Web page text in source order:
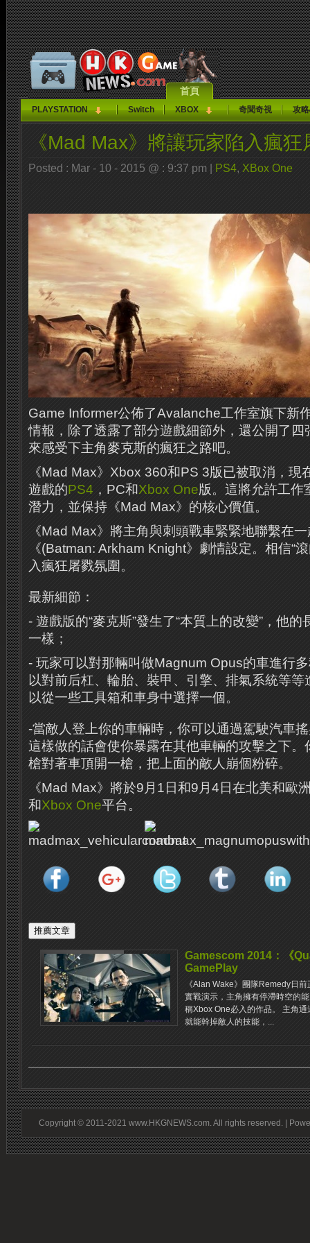
首頁
PLAYSTATION Switch XBOX 奇聞奇視 攻
《Mad Max》將讓玩家陷入瘋
Posted : Mar - 10 - 2015 @ : 9:37 pm | PS4, XBox One
Game Informer公佈了Avalanche工作室旗下新
情報，除了透露了部分遊戲細節外，還公開了四
來感受下主角麥克斯的瘋狂之路吧。
《Mad Max》Xbox 360和PS 3版已被取消，現
遊戲的PS4 ，PC和Xbox One版。這將允許工作
潛力，並保持《Mad Max》的核心價值。
《Mad Max》將主角與刺頭戰車緊緊地聯繫在
《(Batman: Arkham Knight》劇情設定。相信“
入瘋狂屠戮氛圍。
最新細節：
- 遊戲版的“麥克斯”發生了“本質上的改變”，他
一樣；
- 玩家可以對那輛叫做Magnum Opus的車進行
以對前后杠、輪胎、裝甲、引擎、排氣系統等
以從一些工具箱和車身中選擇一個。
-當敵人登上你的車輛時，你可以通過駕駛汽車
這樣做的話會使你暴露在其他車輛的攻擊之下。
槍對著車頂開一槍，把上面的敵人崩個粉碎。
《Mad Max》將於9月1日和9月4日在北美和歐
和Xbox One平台。
Gamescom 2014：《
GamePlay
《Alan Wake》團隊Remedy日
實戰演示，主角擁有停滯時空的
稱Xbox One必入的作品。 主角
就能幹掉敵人的技能，...
Copyright © 2011-2021 www.HKGNEWS.com. All rights reserved. |